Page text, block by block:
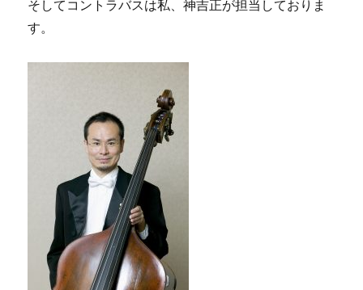
そしてコントラバスは私、神吉正が担当しておりま
す。